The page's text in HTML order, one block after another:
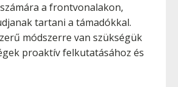
a frontvonalakon,
tartani a támadókkal.
módszerre van szükségük
proaktív felkutatásához és